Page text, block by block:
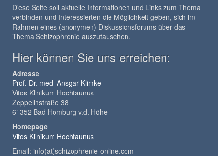
Diese Seite soll aktuelle Informationen und Links zum Thema
verbinden und Interessierten die Möglichkeit geben, sich im
Rahmen eines (anonymen) Diskussionsforums über das
Thema Schizophrenie auszutauschen.
Hier können Sie uns erreichen:
Adresse
Prof. Dr. med. Ansgar Klimke
Vitos Klinikum Hochtaunus
Zeppelinstraße 38
61352 Bad Homburg v.d. Höhe
Homepage
Vitos Klinikum Hochtaunus
Email: info(at)schizophrenie-online.com